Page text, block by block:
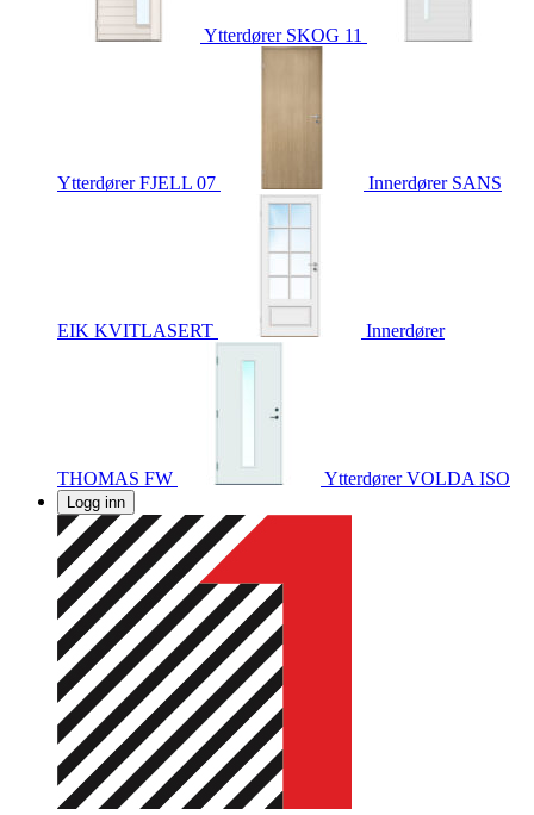
Ytterdører SKOG 11
YtterdørerFJELL 07 Innerdører SANS
EIK KVITLASERT Innerdører
THOMAS FW YtterdørerVOLDA ISO
Logg inn